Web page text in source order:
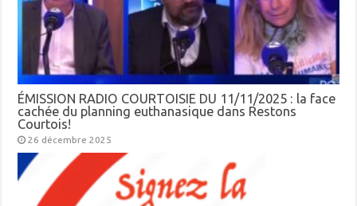
ÉMISSION RADIO COURTOISIE DU 11/11/2025 : la face
cachée du planning euthanasique dans Restons
Courtois!
26 décembre 2025